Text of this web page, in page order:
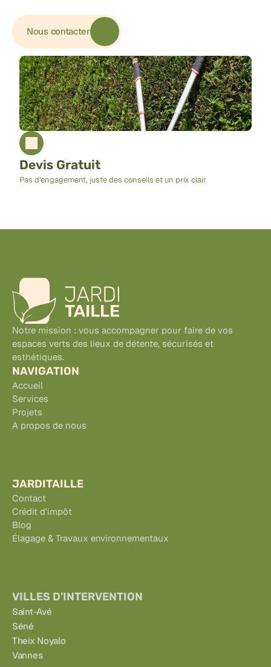
Nous contacter
Devis Gratuit
Pas d'engagement, juste des conseils et un prix clair
Notre mission : vous accompagner pour faire de vos
espaces verts des lieux de détente, sécurisés et
esthétiques.
NAVIGATION
Accueil
Services
Projets
A propos de nous
JARDITAILLE
Contact
Crédit d'impôt
Blog
Élagage & Travaux environnementaux
VILLES D'INTERVENTION
Saint-Avé
Séné
Theix Noyalo
Vannes